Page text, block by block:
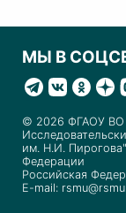
МЫ В
© 2026 ФГАОУ ВО
им. Н.И.
Федерации
Российская
E-mail: